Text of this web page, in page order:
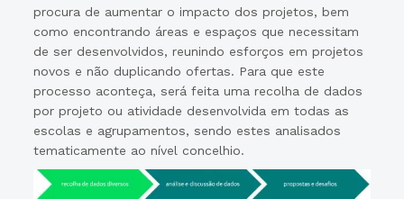
procura de aumentar o impacto dos projetos, bem
como encontrando áreas e espaços que necessitam
de ser desenvolvidos, reunindo esforços em projetos
novos e não duplicando ofertas. Para que este
processo aconteça, será feita uma recolha de dados
por projeto ou atividade desenvolvida em todas as
escolas e agrupamentos, sendo estes analisados
tematicamente ao nível concelhio.